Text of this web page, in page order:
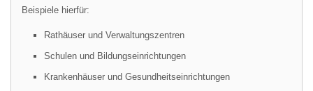
Beispiele hierfür:
Rathäuser und Verwaltungszentren
Schulen und Bildungseinrichtungen
Krankenhäuser und Gesundheitseinrichtungen